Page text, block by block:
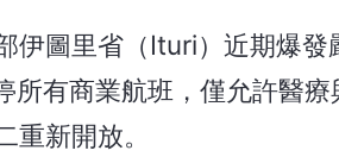
伊圖里省（Ituri）近期爆
所有商業航班，僅允許醫
重新開放。